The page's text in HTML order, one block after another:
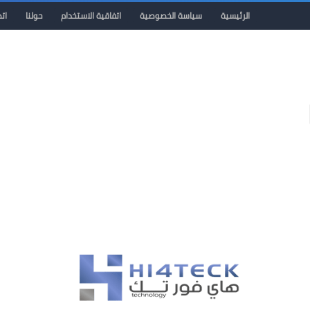
الرئيسية سياسة الخصوصية اتفاقية الاستخدام حولنا